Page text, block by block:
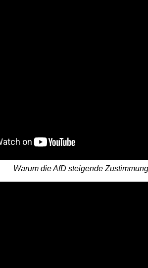
Warum die AfD steigende